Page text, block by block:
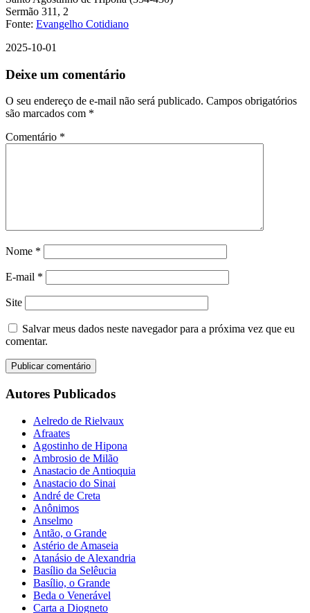
Sermão 311, 2
Fonte: Evangelho Cotidiano
2025-10-01
Deixe um comentário
O seu endereço de e-mail não será publicado. Campos obrigatórios
são marcados com *
Comentário *
Nome *
E-mail *
Site
Salvar meus dados neste navegador para a próxima vez que eu
comentar.
Autores Publicados
Aelredo de Rielvaux
Afraates
Agostinho de Hipona
Ambrosio de Milão
Anastacio de Antioquia
Anastacio do Sinai
André de Creta
Anônimos
Anselmo
Antão, o Grande
Astério de Amaseia
Atanásio de Alexandria
Basílio da Selêucia
Basílio, o Grande
Beda o Venerável
Carta a Diogneto